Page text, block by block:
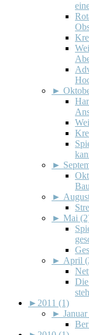
►
►
►
► Mai
► April
► 2011 (1)
►